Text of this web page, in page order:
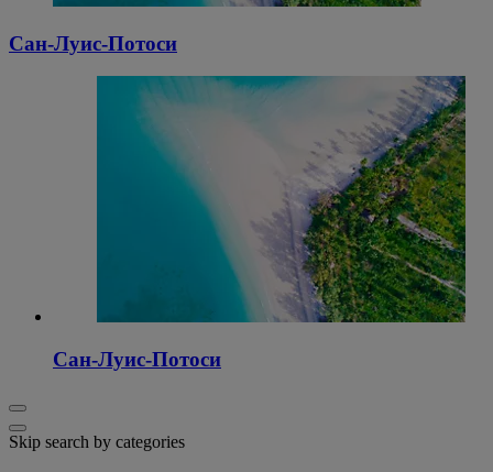
Сан-Луис-Потоси
Сан-Луис-Потоси
Skip search by categories